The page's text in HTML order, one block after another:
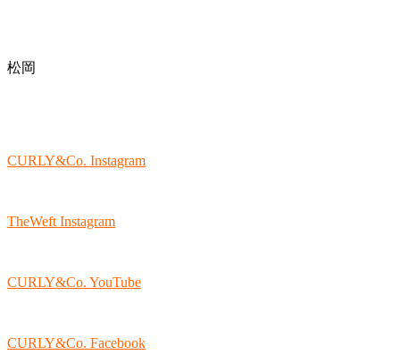
松岡
CURLY&Co. Instagram
TheWeft Instagram
CURLY&Co. YouTube
CURLY&Co. Facebook